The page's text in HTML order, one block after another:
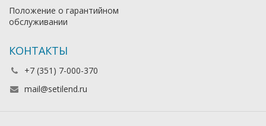
Положение о гарантийном
обслуживании
КОНТАКТЫ
+7 (351) 7-000-370
mail@setilend.ru